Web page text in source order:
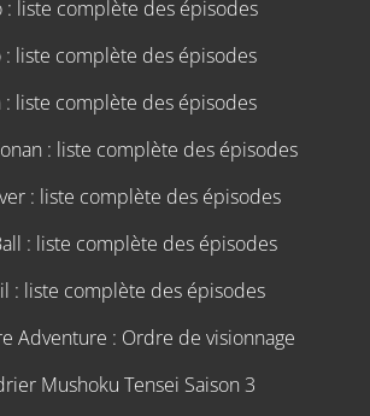
: liste complète des épisodes
: liste complète des épisodes
: liste complète des épisodes
: liste complète des épisodes
: liste complète des épisodes
: liste complète des épisodes
: liste complète des épisodes
Adventure : Ordre de visionnage
Mushoku Tensei Saison 3